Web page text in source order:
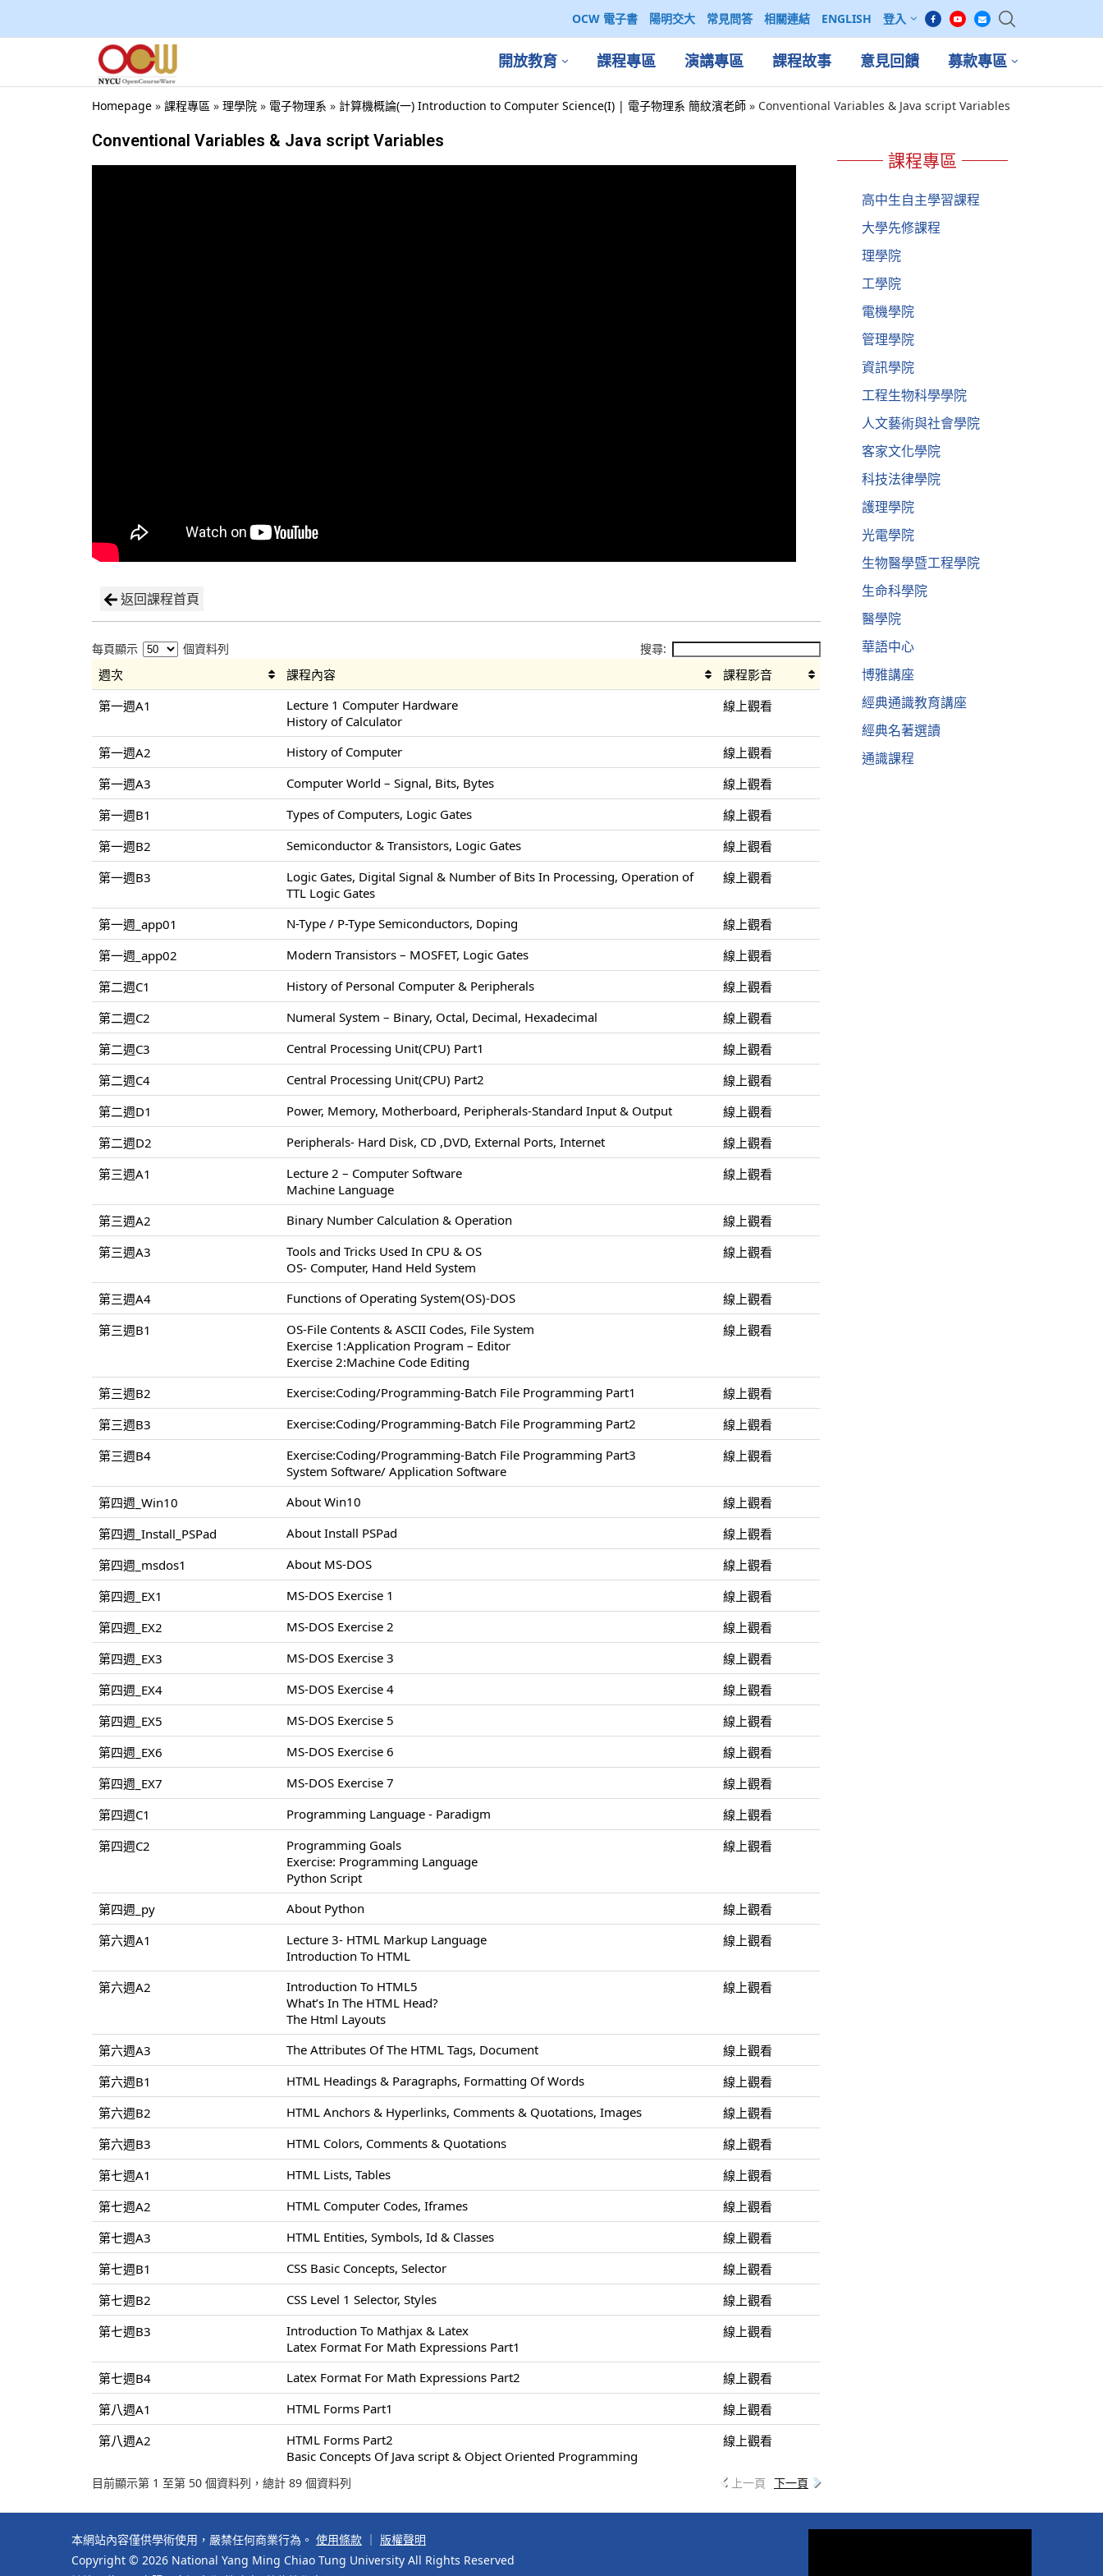
OCW 電子書 陽明交大 常見問答 相關連結 ENGLISH 登入
開放教育 課程專區 演講專區 課程故事 意見回饋 募款專區
Homepage » 課程專區 » 理學院 » 電子物理系 » 計算機概論(一) Introduction to Computer Science(I) | 電子物理系 簡紋濱老師 » Conventional Variables & Java script Variables
Conventional Variables & Java script Variables
返回課程首頁
每頁顯示 個資料列 搜尋:
週次 課程內容
課程影音
第一週A1
Lecture 1 Computer Hardware
History of Calculator
線上觀看
第一週A2 History of Computer
線上觀看
第一週A3
Computer World – Signal, Bits, Bytes
線上觀看
第一週B1
Types of Computers, Logic Gates
線上觀看
第一週B2
Semiconductor & Transistors, Logic Gates
線上觀看
第一週B3
Logic Gates, Digital Signal & Number of Bits In Processing, Operation of
TTL Logic Gates
線上觀看
第一週_app01 N-Type / P-Type Semiconductors, Doping
線上觀看
第一週_app02
Modern Transistors – MOSFET, Logic Gates
線上觀看
第二週C1
History of Personal Computer & Peripherals
線上觀看
第二週C2
Numeral System – Binary, Octal, Decimal, Hexadecimal
線上觀看
第二週C3
Central Processing Unit(CPU) Part1
線上觀看
第二週C4
Central Processing Unit(CPU) Part2
線上觀看
第二週D1
Power, Memory, Motherboard, Peripherals-Standard Input & Output
線上觀看
第二週D2
Peripherals- Hard Disk, CD ,DVD, External Ports, Internet
線上觀看
第三週A1
Lecture 2 – Computer Software
Machine Language
線上觀看
第三週A2 Binary Number Calculation & Operation
線上觀看
第三週A3
Tools and Tricks Used In CPU & OS
OS- Computer, Hand Held System
線上觀看
第三週A4 Functions of Operating System(OS)-DOS
線上觀看
第三週B1
OS-File Contents & ASCII Codes, File System
Exercise 1:Application Program – Editor
Exercise 2:Machine Code Editing
線上觀看
第三週B2 Exercise:Coding/Programming-Batch File Programming Part1
線上觀看
第三週B3
Exercise:Coding/Programming-Batch File Programming Part2
線上觀看
第三週B4
Exercise:Coding/Programming-Batch File Programming Part3
System Software/ Application Software
線上觀看
第四週_Win10 About Win10
線上觀看
第四週_Install_PSPad
About Install PSPad
線上觀看
第四週_msdos1
About MS-DOS
線上觀看
第四週_EX1
MS-DOS Exercise 1
線上觀看
第四週_EX2
MS-DOS Exercise 2
線上觀看
第四週_EX3
MS-DOS Exercise 3
線上觀看
第四週_EX4
MS-DOS Exercise 4
線上觀看
第四週_EX5
MS-DOS Exercise 5
線上觀看
第四週_EX6
MS-DOS Exercise 6
線上觀看
第四週_EX7
MS-DOS Exercise 7
線上觀看
第四週C1
Programming Language - Paradigm
線上觀看
第四週C2
Programming Goals
Exercise: Programming Language
Python Script
線上觀看
第四週_py About Python
線上觀看
第六週A1
Lecture 3- HTML Markup Language
Introduction To HTML
線上觀看
第六週A2
Introduction To HTML5
What’s In The HTML Head?
The Html Layouts
線上觀看
第六週A3 The Attributes Of The HTML Tags, Document
線上觀看
第六週B1
HTML Headings & Paragraphs, Formatting Of Words
線上觀看
第六週B2
HTML Anchors & Hyperlinks, Comments & Quotations, Images
線上觀看
第六週B3
HTML Colors, Comments & Quotations
線上觀看
第七週A1
HTML Lists, Tables
線上觀看
第七週A2
HTML Computer Codes, Iframes
線上觀看
第七週A3
HTML Entities, Symbols, Id & Classes
線上觀看
第七週B1
CSS Basic Concepts, Selector
線上觀看
第七週B2
CSS Level 1 Selector, Styles
線上觀看
第七週B3
Introduction To Mathjax & Latex
Latex Format For Math Expressions Part1
線上觀看
第七週B4 Latex Format For Math Expressions Part2
線上觀看
第八週A1
HTML Forms Part1
線上觀看
第八週A2
HTML Forms Part2
Basic Concepts Of Java script & Object Oriented Programming
線上觀看
目前顯示第 1 至第 50 個資料列，總計 89 個資料列 上一頁 下一頁
課程專區
高中生自主學習課程
大學先修課程
理學院
工學院
電機學院
管理學院
資訊學院
工程生物科學學院
人文藝術與社會學院
客家文化學院
科技法律學院
護理學院
光電學院
生物醫學暨工程學院
生命科學院
醫學院
華語中心
博雅講座
經典通識教育講座
經典名著選讀
通識課程
本網站內容僅供學術使用，嚴禁任何商業行為。 使用條款
版權聲明
Copyright © 2026 National Yang Ming Chiao Tung University All Rights Reserved